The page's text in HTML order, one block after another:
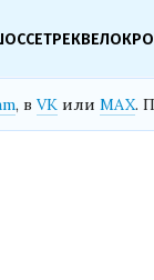
ТРЕК
, в VK или MAX.